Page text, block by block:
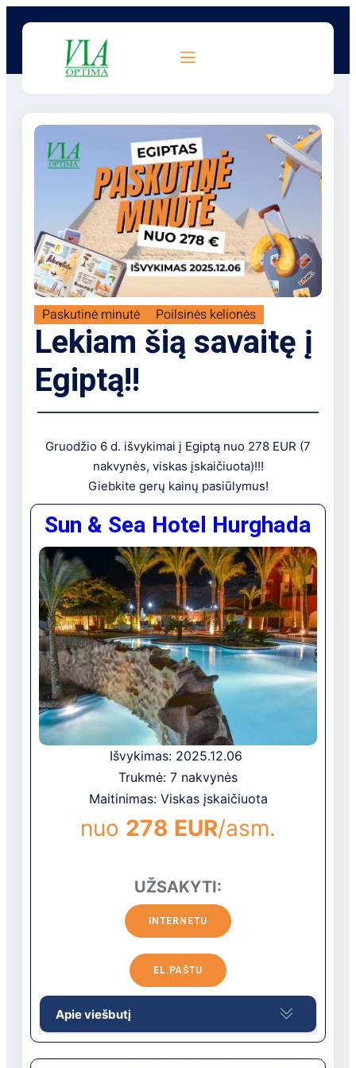
Paskutinė minutė Poilsinės kelionės
Lekiam šią savaitę į
Egiptą!!
Gruodžio 6 d. išvykimai į Egiptą nuo 278 EUR (7
nakvynės, viskas įskaičiuota)!!!
Giebkite gerų kainų pasiūlymus!
Sun & Sea Hotel Hurghada
Išvykimas: 2025.12.06
Trukmė: 7 nakvynės
Maitinimas: Viskas įskaičiuota
nuo 278 EUR/asm.
UŽSAKYTI:
INTERNETU
EL.PAŠTU
Apie viešbutį
Vieta